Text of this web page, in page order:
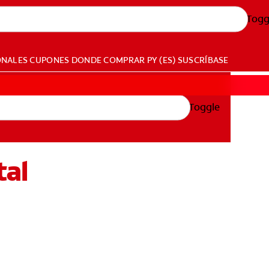
CUPONES DONDE COMPRAR PY (ES) SUSCRÍBASE
Toggle